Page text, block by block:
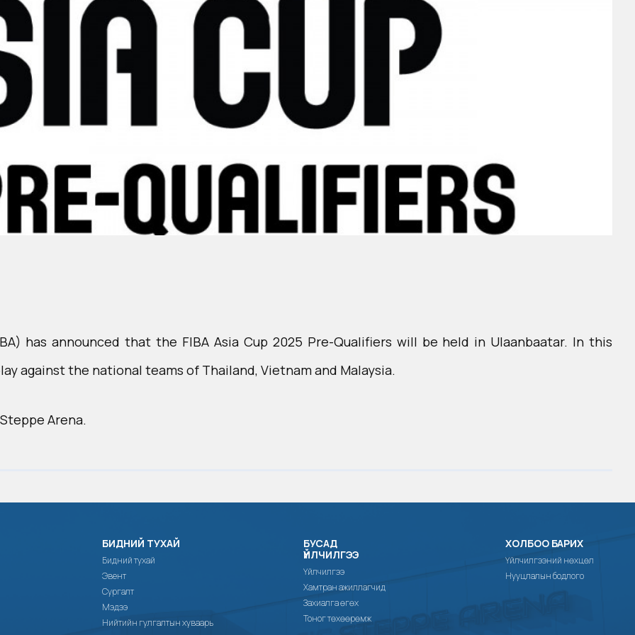
has announced that the FIBA Asia Cup 2025 Pre-Qualifiers will be held in Ulaanbaatar. In this
against the national teams of Thailand, Vietnam and Malaysia.
Arena.
БИДНИЙ ТУХАЙ
Бидний тухай
Эвент
Сургалт
Мэдээ
Нийтийн гулгалтын хуваарь
БУСАД
ҮЙЛЧИЛГЭЭ
Үйлчилгээ
Хамтран ажиллагчид
Захиалга өгөх
Тоног төхөөрөмж
ХОЛБОО БАРИХ
Үйлчилгээний нөхцөл
Нууцлалын бодлого